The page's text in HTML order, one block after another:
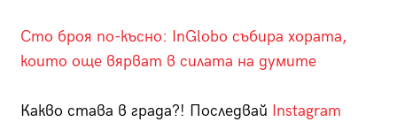
Сто броя по-късно: InGlobo събира хората,
които още вярват в силата на думите
Какво става в града?! Последвай Instagram